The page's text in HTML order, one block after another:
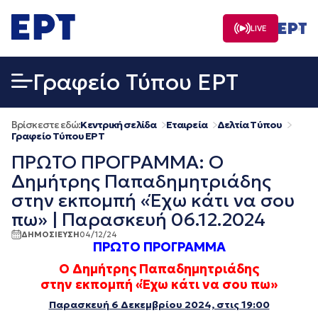
σε
περιεχόμενο
LIVE
Γραφείο Τύπου ΕΡΤ
Βρίσκεστε εδώ:Κεντρική σελίδα Εταιρεία
Δελτία Τύπου
Γραφείο Τύπου ΕΡΤ
ΠΡΩΤΟ ΠΡΟΓΡΑΜΜΑ: Ο
Δημήτρης Παπαδημητριάδης
στην εκπομπή «Έχω κάτι να σου
πω» | Παρασκευή 06.12.2024
ΔΗΜΟΣΙΕΥΣΗ04/12/24
ΠΡΩΤΟ ΠΡΟΓΡΑΜΜΑ
Ο Δημήτρης Παπαδημητριάδης
στην εκπομπή «Έχω κάτι να σου πω»
Παρασκευή 6 Δεκεμβρίου 2024, στις 19:00